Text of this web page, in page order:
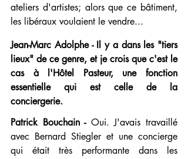
ateliers d'artistes; alors que ce bâtiment,
les libéraux voulaient le vendre...
Jean-Marc Adolphe - Il y a dans les "tiers
lieux" de ce genre, et je crois que c'est le
cas à l'Hôtel Pasteur, une fonction
essentielle qui est celle de la
conciergerie.
Patrick Bouchain - Oui. J'avais travaillé
avec Bernard Stiegler et une concierge
qui était très performante dans les